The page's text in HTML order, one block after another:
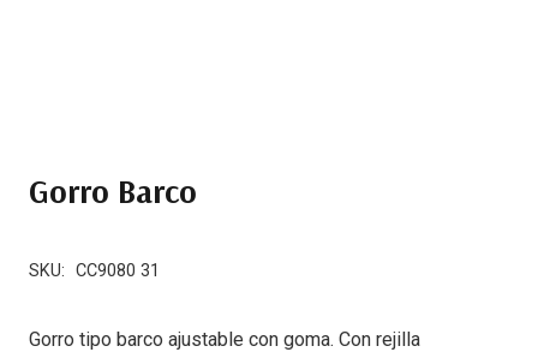
Gorro Barco
SKU: CC9080 31
Gorro tipo barco ajustable con goma. Con rejilla